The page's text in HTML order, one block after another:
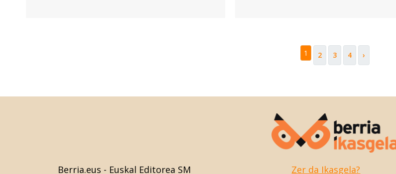
1 2 3 4 ›
Berria.eus - Euskal Editorea SM
Zer da Ikasgela?